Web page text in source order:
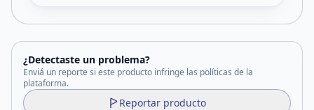
¿Detectaste un problema?
Enviá un reporte si este producto infringe las políticas de la
plataforma.
Reportar producto